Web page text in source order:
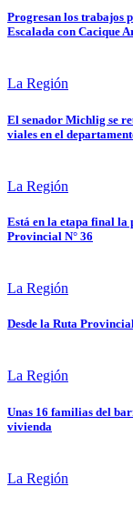
Progresan los trabajos
Escalada con Cacique
La Región
El senador Michlig se
viales en el
La Región
Está en la etapa final la
Provincial N° 36
La Región
Desde la Ruta
La Región
Unas 16 familias del
vivienda
La Región